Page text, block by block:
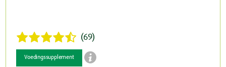
(69)
Voedingssupplement 